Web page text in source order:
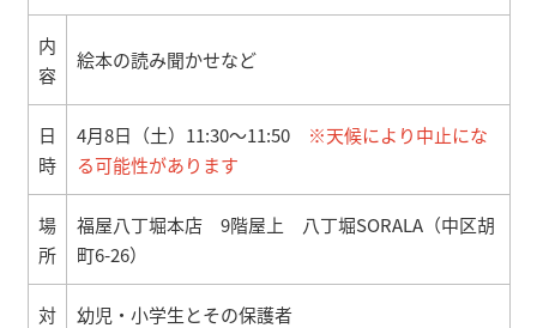
内
容
絵本の読み聞かせなど
日
時
4月8日（土）11:30～11:50
※天候により中止にな
る可能性があります
場
所
福屋八丁堀本店 9階屋上 八丁堀SORALA（中区胡
町6-26）
対
幼児・小学生とその保護者